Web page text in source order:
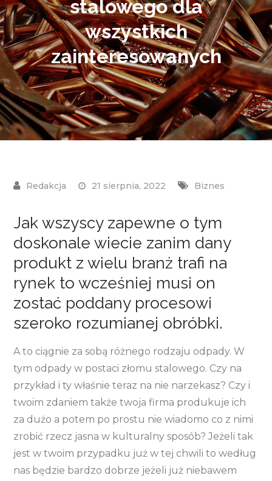
stalowego dla
wszystkich
zainteresowanych
21 sierpnia, 2022 Biznes
Jak wszyscy zapewne o tym
doskonale wiecie zanim dany
produkt z wielu branż trafi na
rynek to wcześniej musi on
zostać poddany procesowi
szeroko rozumianej obróbki.
A to ciągnie za sobą różnego rodzaju odpady. W
tym odpady w postaci złomu stalowego. Czy na
przykład i ty właśnie teraz na nie narzekasz? Czy i
twoim zdaniem także twoja firma produkuje ich
za dużo a potem po prostu nie wiadomo co z nimi
zrobić rzecz jasna w kulturalny sposób? Jeżeli tak
jest w twoim przypadku już w tej chwili to według
nas będzie bardzo dobrze jeżeli już niebawem